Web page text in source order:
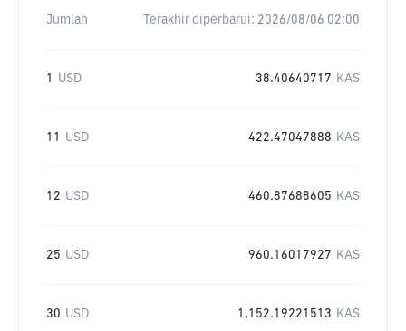
Jumlah Terakhir diperbarui: 2026/08/06 02:00
1 USD 38.40640717 KAS
11 USD 422.47047888 KAS
12 USD 460.87688605 KAS
25 USD 960.16017927 KAS
30 USD 1,152.19221513 KAS